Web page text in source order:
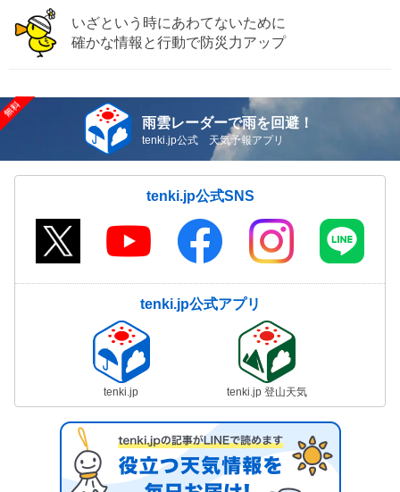
いざという時にあわてないために
確かな情報と行動で防災力アップ
雨雲レーダーで雨を回避！
tenki.jp公式 天気予報アプリ
tenki.jp公式SNS
tenki.jp公式アプリ
tenki.jp tenki.jp 登山天気